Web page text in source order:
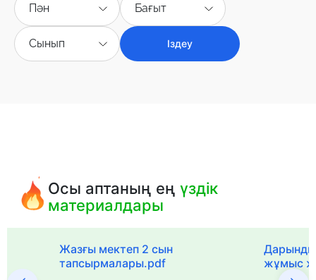
Пән Бағыт
Сынып Іздеу
Осы аптаның еңүздік
материалдары
Жазғы мектеп 2 сын
тапсырмалары.pdf
жұмыс